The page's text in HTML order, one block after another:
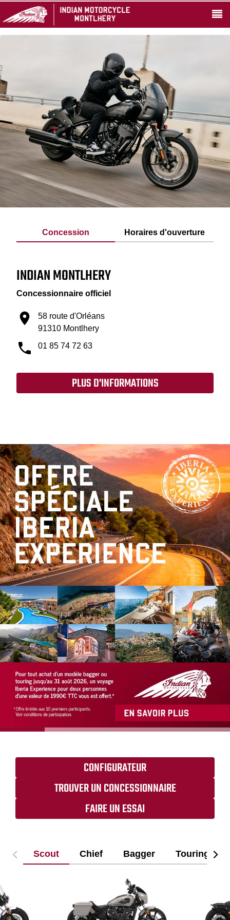
Concession Horaires d'ouverture
INDIAN MONTLHERY
Concessionnaire officiel
58 route d'Orléans
91310 Montlhery
01 85 74 72 63
PLUS D'INFORMATIONS
CONFIGURATEUR
TROUVER UN CONCESSIONNAIRE
FAIRE UN ESSAI
Scout Chief Bagger Touring